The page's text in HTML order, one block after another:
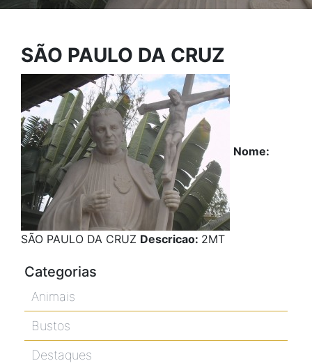
SÃO PAULO DA CRUZ
Nome:
SÃO PAULO DA CRUZ Descricao: 2MT
Categorias
Animais
Bustos
Destaques